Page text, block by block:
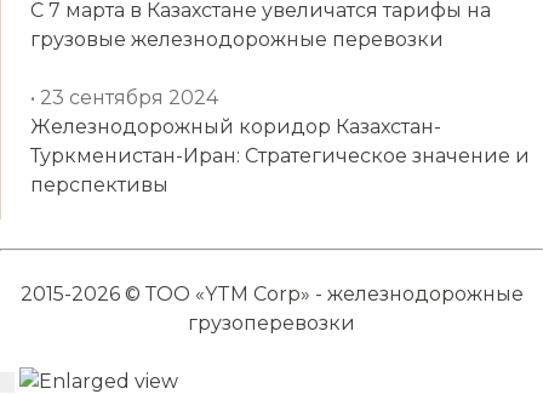
С 7 марта в Казахстане увеличатся тарифы на
грузовые железнодорожные перевозки
• 23 сентября 2024
Железнодорожный коридор Казахстан-
Туркменистан-Иран: Стратегическое значение и
перспективы
2015-2026 © ТОО «YTM Corp» - железнодорожные
грузоперевозки